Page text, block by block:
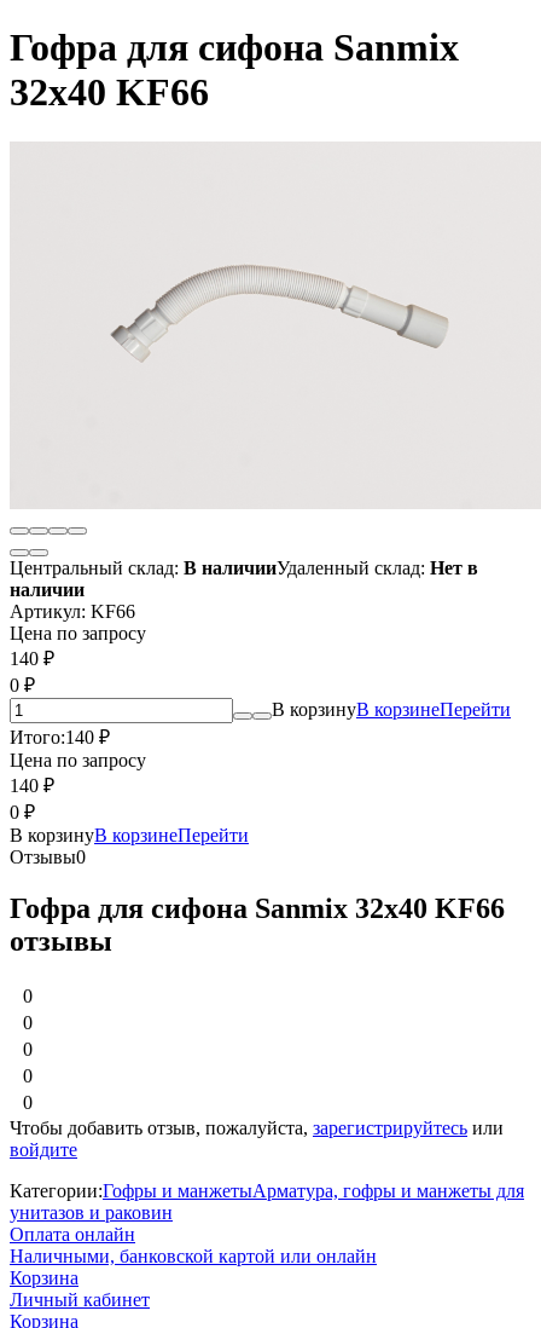
Гофра для сифона Sanmix
32х40 KF66
Центральный склад: В наличииУдаленный склад: Нет в
наличии
Артикул: KF66
Цена по запросу
140 ₽
0 ₽
В корзинуВ корзинеПерейти
Итого:140 ₽
Цена по запросу
140 ₽
0 ₽
В корзинуВ корзинеПерейти
Отзывы0
Гофра для сифона Sanmix 32х40 KF66
отзывы
0
0
0
0
0
Чтобы добавить отзыв, пожалуйста, зарегистрируйтесь или
войдите
Категории:Гофры и манжетыАрматура, гофры и манжеты для
унитазов и раковин
Оплата онлайн
Наличными, банковской картой или онлайн
Корзина
Личный кабинет
Корзина